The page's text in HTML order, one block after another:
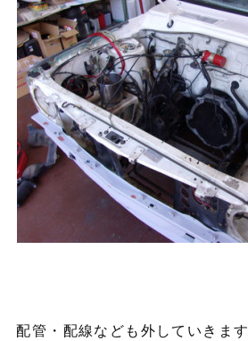
配管・配線なども外していきます